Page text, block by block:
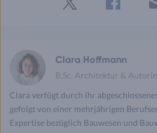
Clara Hoffmann
B.Sc. Architektur &
Clara verfügt durch ihr
gefolgt von einer mehrjährigen
Expertise bezüglich Bauwesen und